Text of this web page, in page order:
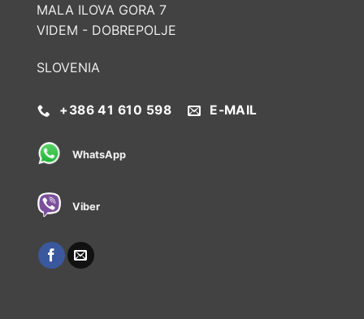
MALA ILOVA GORA 7
VIDEM - DOBREPOLJE
SLOVENIA
+386 41 610 598 E-MAIL
WhatsApp
Viber